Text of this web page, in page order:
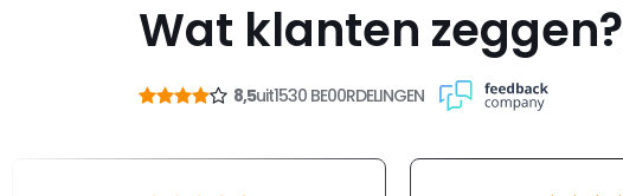
Wat klanten zeggen?
8,5uit1530 BE00RDELINGEN